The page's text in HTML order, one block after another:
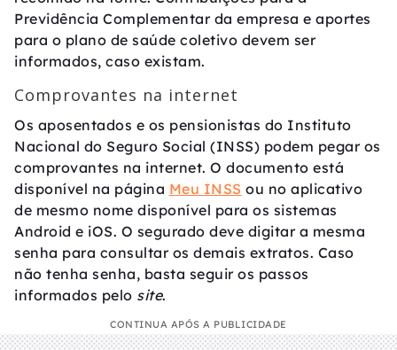
Previdência Complementar da empresa e aportes
para o plano de saúde coletivo devem ser
informados, caso existam.
Comprovantes na internet
Os aposentados e os pensionistas do Instituto
Nacional do Seguro Social (INSS) podem pegar os
comprovantes na internet. O documento está
disponível na página Meu INSS ou no aplicativo
de mesmo nome disponível para os sistemas
Android e iOS. O segurado deve digitar a mesma
senha para consultar os demais extratos. Caso
não tenha senha, basta seguir os passos
informados pelo site.
CONTINUA APÓS A PUBLICIDADE